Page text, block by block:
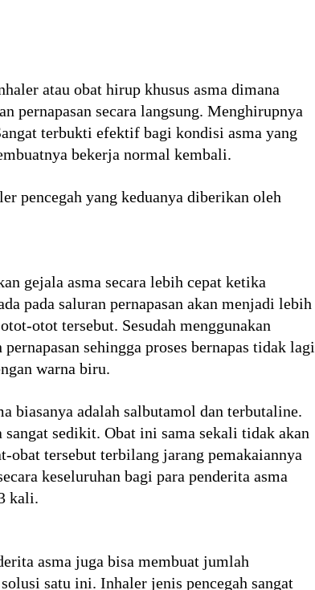
atau obat hirup khusus asma dimana
pernapasan secara langsung. Menghirupnya
terbukti efektif bagi kondisi asma yang
bekerja normal kembali.
pencegah yang keduanya diberikan oleh
gejala asma secara lebih cepat ketika
pada saluran pernapasan akan menjadi lebih
otot tersebut. Sesudah menggunakan
sehingga proses bernapas tidak lagi
warna biru.
biasanya adalah salbutamol dan terbutaline.
sedikit. Obat ini sama sekali tidak akan
obat tersebut terbilang jarang pemakaiannya
keseluruhan bagi para penderita asma
kali.
asma juga bisa membuat jumlah
satu ini. Inhaler jenis pencegah sangat